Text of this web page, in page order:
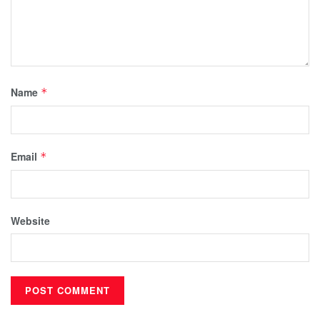
Name *
Email *
Website